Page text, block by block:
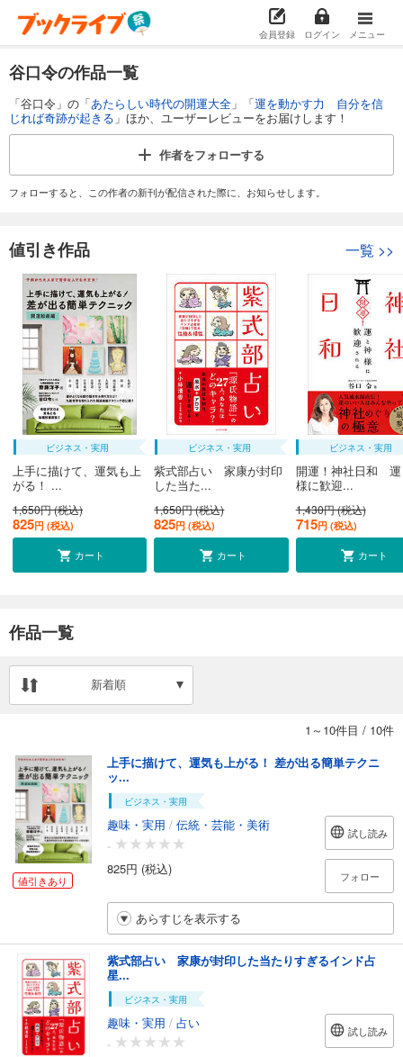
会員登録 ログイン メニュー
谷口令の作品一覧
「谷口令」の「あたらしい時代の開運大全 」「運を動かす力 自分を信
じれば奇跡が起きる 」ほか、ユーザーレビューをお届けします！
作者をフォローする
フォローすると、この作者の新刊が配信された際に、お知らせします。
値引き作品 一覧 >>
ビジネス・実用
上手に描けて、運気も上
がる！ ...
1,650円 (税込)
825円 (税込)
カート
ビジネス・実用
紫式部占い 家康が封印
した当た...
1,650円 (税込)
825円 (税込)
カート
ビジネス・実用
開運！神社日和 運
様に歓迎...
1,430円 (税込)
715円 (税込)
カート
作品一覧
新着順
1～10件目 / 10件
値引きあり
上手に描けて、運気も上がる！ 差が出る簡単テクニ
ッ...
ビジネス・実用
趣味・実用 / 伝統・芸能・美術
-
825円 (税込)
試し読み
フォロー
あらすじを表示する
紫式部占い 家康が封印した当たりすぎるインド占
星...
ビジネス・実用
趣味・実用 / 占い
-
試し読み